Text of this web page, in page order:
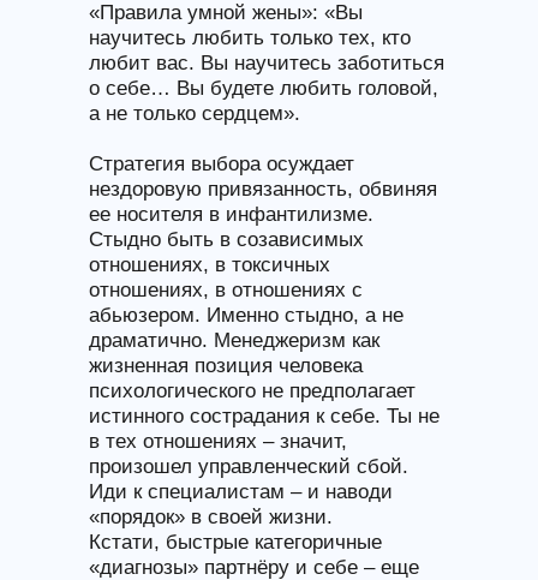
«Правила умной жены»: «Вы
научитесь любить только тех, кто
любит вас. Вы научитесь заботиться
о себе… Вы будете любить головой,
а не только сердцем».
Стратегия выбора осуждает
нездоровую привязанность, обвиняя
ее носителя в инфантилизме.
Стыдно быть в созависимых
отношениях, в токсичных
отношениях, в отношениях с
абьюзером. Именно стыдно, а не
драматично. Менеджеризм как
жизненная позиция человека
психологического не предполагает
истинного сострадания к себе. Ты не
в тех отношениях – значит,
произошел управленческий сбой.
Иди к специалистам – и наводи
«порядок» в своей жизни.
Кстати, быстрые категоричные
«диагнозы» партнёру и себе – еще